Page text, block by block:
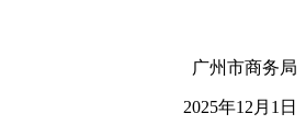
广州市商务局
2025年12月1日